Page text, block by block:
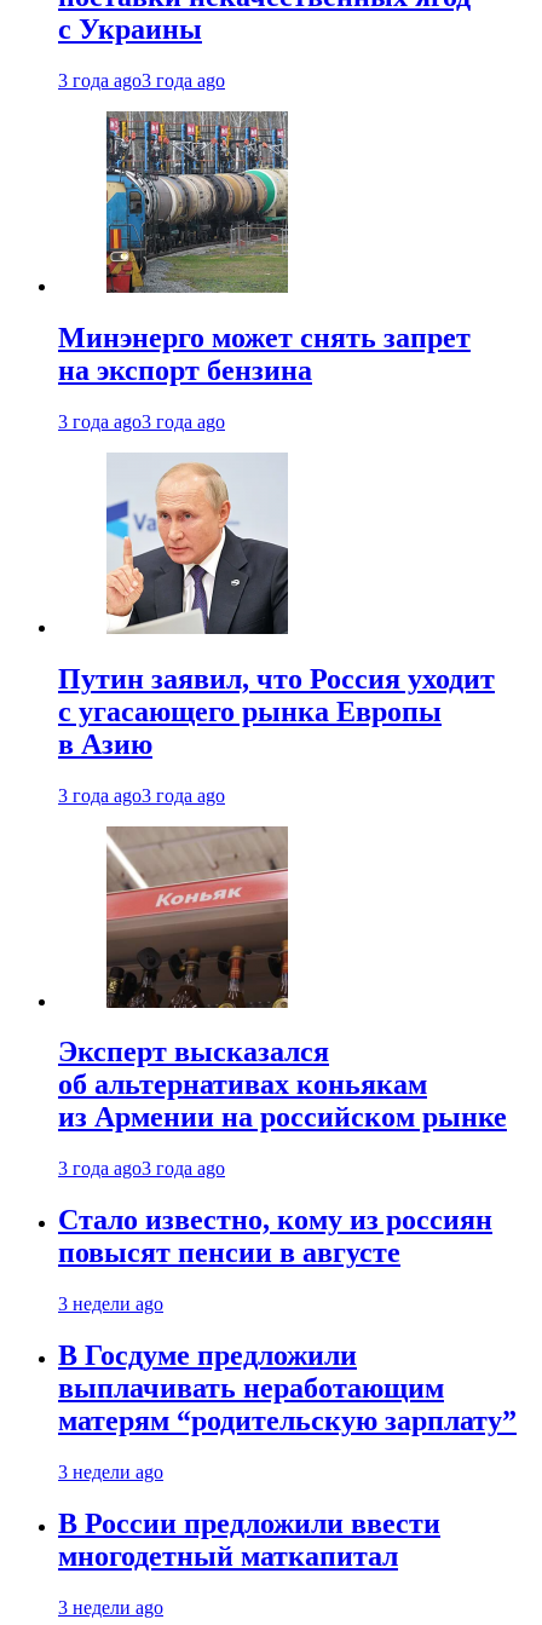
с Украины
3 года ago3 года ago
Минэнерго может снять запрет
на экспорт бензина
3 года ago3 года ago
Путин заявил, что Россия уходит
с угасающего рынка Европы
в Азию
3 года ago3 года ago
Эксперт высказался
об альтернативах коньякам
из Армении на российском рынке
3 года ago3 года ago
Стало известно, кому из россиян
повысят пенсии в августе
3 недели ago
В Госдуме предложили
выплачивать неработающим
матерям “родительскую зарплату”
3 недели ago
В России предложили ввести
многодетный маткапитал
3 недели ago